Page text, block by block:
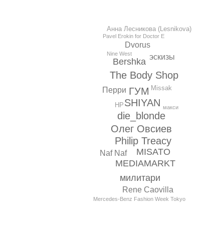
die_blonde
SHIYAN
Олег Овсиев
ГУМ
Philip Treacy
The Body Shop
МISATO
MEDIAMARKT
Bershka
милитари
Dvorus
Naf Naf
эскизы
Rene Caovilla
Перри
Анна Лесникова (Lesnikova)
Missak
HP
Pavel Erokin for Doctor E
Mercedes-Benz Fashion Week Tokyo
макси
Nine West